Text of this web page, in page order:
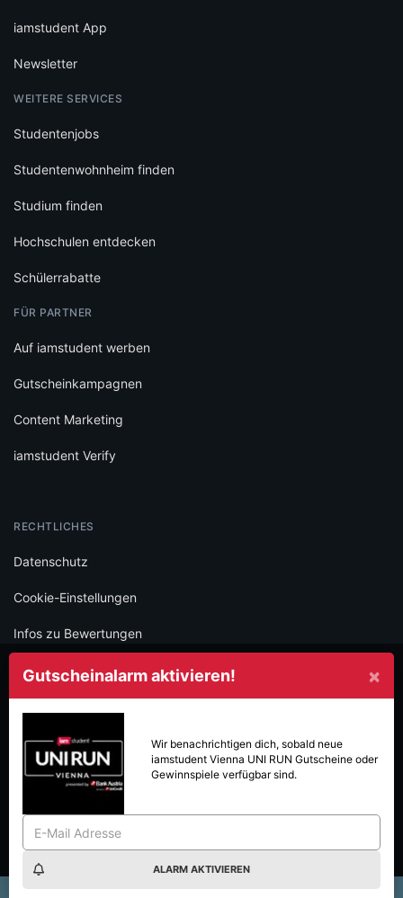
×
Gutscheinalarm aktivieren!
Wir benachrichtigen dich, sobald neue
iamstudent Vienna UNI RUN Gutscheine oder
Gewinnspiele verfügbar sind.
ALARM AKTIVIEREN
iamstudent App
Newsletter
WEITERE SERVICES
Studentenjobs
Studentenwohnheim finden
Studium finden
Hochschulen entdecken
Schülerrabatte
FÜR PARTNER
Auf iamstudent werben
Gutscheinkampagnen
Content Marketing
iamstudent Verify
RECHTLICHES
Datenschutz
Cookie-Einstellungen
Infos zu Bewertungen
AGB
SOCIAL
Folge iamstudent und verpasse keine Deals mehr.
Made with
in Vienna.